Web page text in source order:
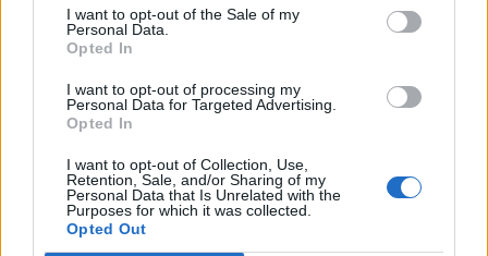
I want to opt-out of the Sale of my
Personal Data.
Opted In
I want to opt-out of processing my
Personal Data for Targeted Advertising.
Opted In
I want to opt-out of Collection, Use,
Retention, Sale, and/or Sharing of my
Personal Data that Is Unrelated with the
Purposes for which it was collected.
Opted Out